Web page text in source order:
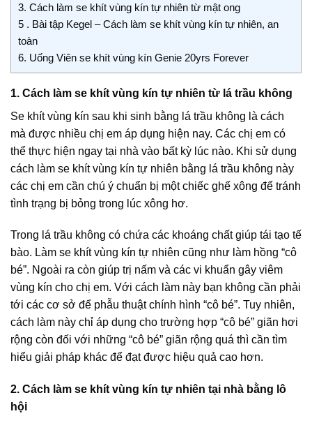
3. Cách làm se khít vùng kín tự nhiên từ mật ong
5 . Bài tập Kegel – Cách làm se khít vùng kín tự nhiên, an
toàn
6. Uống Viên se khít vùng kín Genie 20yrs Forever
1. Cách làm se khít vùng kín tự nhiên từ lá trầu không
Se khít vùng kín sau khi sinh bằng lá trầu không là cách
mà được nhiều chị em áp dụng hiện nay. Các chị em có
thể thực hiện ngay tại nhà vào bất kỳ lúc nào. Khi sử dụng
cách làm se khít vùng kín tự nhiên bằng lá trầu không này
các chị em cần chú ý chuẩn bị một chiếc ghế xông để tránh
tình trạng bị bỏng trong lúc xông hơ.
Trong lá trầu không có chứa các khoáng chất giúp tái tạo tế
bào. Làm se khít vùng kín tự nhiên cũng như làm hồng “cô
bé”. Ngoài ra còn giúp trị nấm và các vi khuẩn gây viêm
vùng kín cho chị em. Với cách làm này bạn không cần phải
tới các cơ sở để phẫu thuật chính hình “cô bé”. Tuy nhiên,
cách làm này chỉ áp dụng cho trường hợp “cô bé” giãn hơi
rộng còn đối với những “cô bé” giãn rộng quá thì cần tìm
hiểu giải pháp khác để đạt được hiệu quả cao hơn.
2. Cách làm se khít vùng kín tự nhiên tại nhà bằng lô
hội